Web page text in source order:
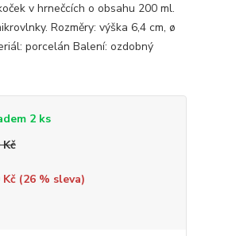
v hrnečcích o obsahu 200 ml.
Rozměry: výška 6,4 cm, ø
porcelán Balení: ozdobný
2 ks
Kč
Kč (26% sleva)